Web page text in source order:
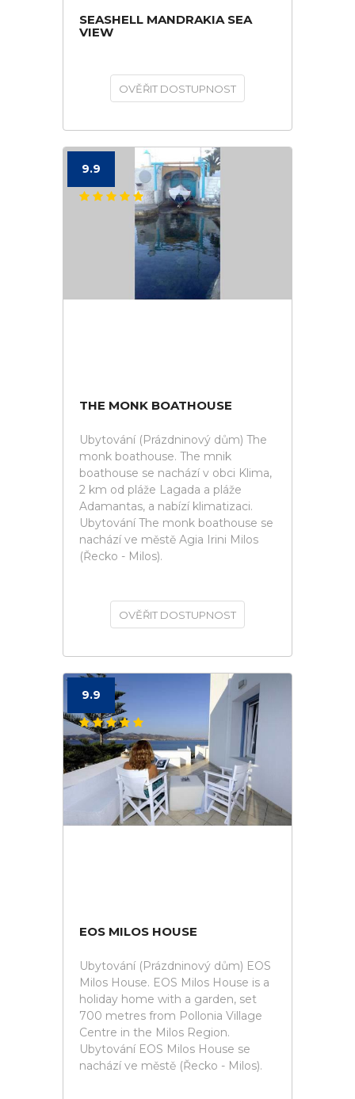
SEASHELL MANDRAKIA SEA
VIEW
OVĚŘIT DOSTUPNOST
9.9
THE MONK BOATHOUSE
Ubytování (Prázdninový dům) The
monk boathouse. The mnik
boathouse se nachází v obci Klima,
2 km od pláže Lagada a pláže
Adamantas, a nabízí klimatizaci.
Ubytování The monk boathouse se
nachází ve městě Agia Irini Milos
(Řecko - Milos).
OVĚŘIT DOSTUPNOST
9.9
EOS MILOS HOUSE
Ubytování (Prázdninový dům) EOS
Milos House. EOS Milos House is a
holiday home with a garden, set
700 metres from Pollonia Village
Centre in the Milos Region.
Ubytování EOS Milos House se
nachází ve městě (Řecko - Milos).